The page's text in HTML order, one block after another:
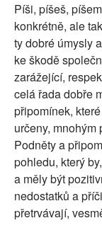
Píši, píšeš,
konkrétně, ale
ty dobré úmysly
ke škodě
zarážející,
celá řada dobře
připomínek,
určeny,
Podněty a
pohledu, který
a měly být
nedostatků a
přetrvávají,